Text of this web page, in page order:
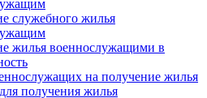
служебного жилья
жилья военнослужащими в
на получение жилья
получения жилья